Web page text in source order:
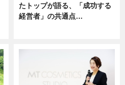
たトップが語る、「成功する
経営者」の共通点…